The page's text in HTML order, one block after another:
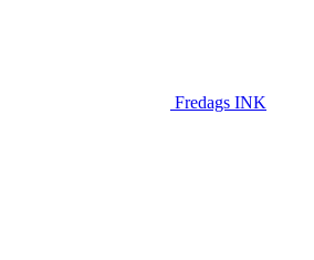
Fredags INK